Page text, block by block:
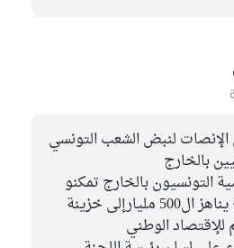
لنبض الشعب التونسي
بالخارج
التونسيون بالخارج تمكنو
من إضافة مبلغ يناهز ال500 مليارإلى خزينة
الوطني